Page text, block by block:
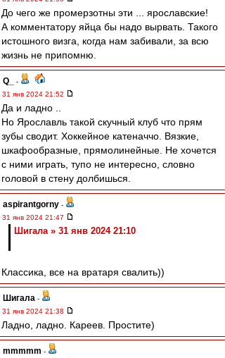
До чего же промерзотны эти ... ярославские!
А комментатору яйца бы надо вырвать. Такого
истошного визга, когда нам забивали, за всю
жизнь не припомню.
Q_
-
31 янв 2024 21:52
Да и ладно ..
Но Ярославль такой скучный клуб что прям
зубы сводит. Хоккейное катеначчо. Вязкие,
шкафообразные, прямолинейные. Не хочется
с ними играть, тупо не интересно, словно
головой в стену долбишься.
aspirantgorny -
31 янв 2024 21:47
Шигала » 31 янв 2024 21:10
Классика, все на вратаря свалить))
Шигала -
31 янв 2024 21:38
Ладно, ладно. Кареев. Простите)
mmmmm -